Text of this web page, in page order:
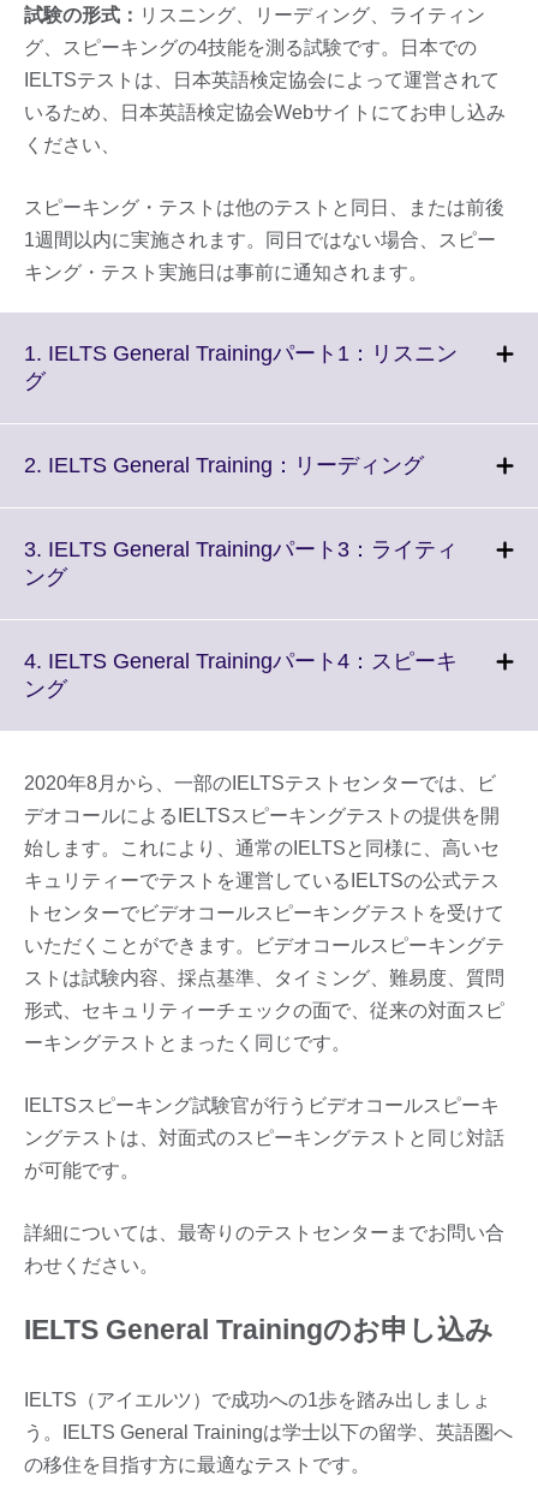
試験の形式： リスニング、リーディング、ライティン
グ、スピーキングの4技能を測る試験です。日本での
IELTSテストは、日本英語検定協会によって運営されて
いるため、日本英語検定協会Webサイトにてお申し込み
ください、
スピーキング・テストは他のテストと同日、または前後
1週間以内に実施されます。同日ではない場合、スピー
キング・テスト実施日は事前に通知されます。
1. IELTS General Trainingパート1：リスニン
グClick
More
2. IELTS General Training：リーディングClick
More
3. IELTS General Trainingパート3：ライティ
ングClick
More
information
4. IELTS General Trainingパート4：スピーキ
ングClick
More
information
available.
2020年8月から、一部のIELTSテストセンターでは、ビ
デオコールによるIELTSスピーキングテストの提供を開
始します。これにより、通常のIELTSと同様に、高いセ
キュリティーでテストを運営しているIELTSの公式テス
トセンターでビデオコールスピーキングテストを受けて
いただくことができます。ビデオコールスピーキングテ
ストは試験内容、採点基準、タイミング、難易度、質問
形式、セキュリティーチェックの面で、従来の対面スピ
ーキングテストとまったく同じです。
IELTSスピーキング試験官が行うビデオコールスピーキ
ングテストは、対面式のスピーキングテストと同じ対話
が可能です。
詳細については、最寄りのテストセンターまでお問い合
わせください。
IELTS General Trainingのお申し込み
IELTS（アイエルツ）で成功への1歩を踏み出しましょ
う。IELTS General Trainingは学士以下の留学、英語圏へ
の移住を目指す方に最適なテストです。